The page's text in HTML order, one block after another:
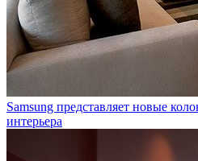
Samsung представляет новые
интерьера